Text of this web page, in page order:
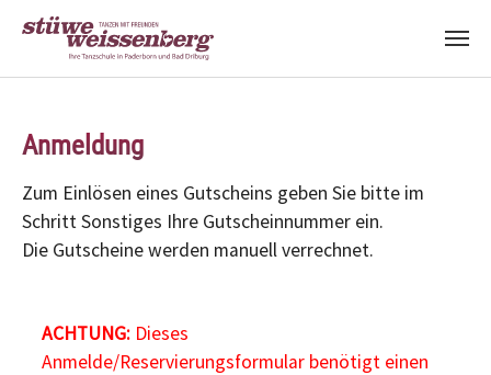
Anmeldung
Zum Einlösen eines Gutscheins geben Sie bitte im
Schritt Sonstiges Ihre Gutscheinnummer ein.
Die Gutscheine werden manuell verrechnet.
ACHTUNG:Dieses
Anmelde/Reservierungsformular benötigt einen